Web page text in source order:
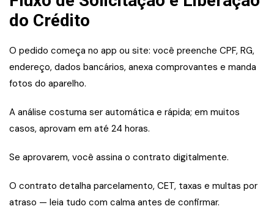
do Crédito
O pedido começa no app ou site: você preenche CPF, RG,
endereço, dados bancários, anexa comprovantes e manda
fotos do aparelho.
A análise costuma ser automática e rápida; em muitos
casos, aprovam em até 24 horas.
Se aprovarem, você assina o contrato digitalmente.
O contrato detalha parcelamento, CET, taxas e multas por
atraso — leia tudo com calma antes de confirmar.